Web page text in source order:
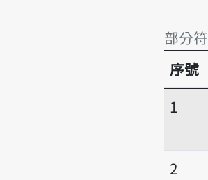
部分
部分
序號
1
2